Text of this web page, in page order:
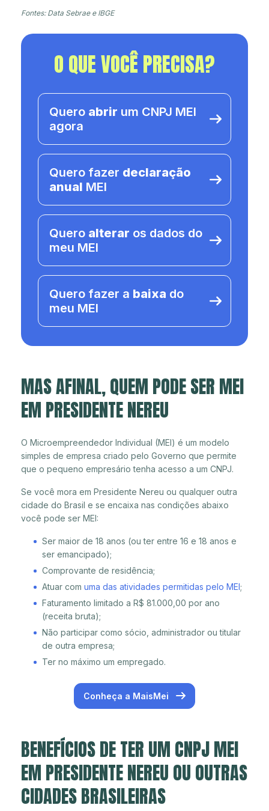
Fontes: Data Sebrae e IBGE
O QUE VOCÊ PRECISA?
Quero abrir um CNPJ MEI
agora
Quero fazer declaração
anual MEI
Quero alterar os dados do
meu MEI
Quero fazer a baixa do
meu MEI
MAS AFINAL, QUEM PODE SER MEI
EM PRESIDENTE NEREU
O Microempreendedor Individual (MEI) é um modelo
simples de empresa criado pelo Governo que permite
que o pequeno empresário tenha acesso a um CNPJ.
Se você mora em Presidente Nereu ou qualquer outra
cidade do Brasil e se encaixa nas condições abaixo
você pode ser MEI:
Ser maior de 18 anos (ou ter entre 16 e 18 anos e
ser emancipado);
Comprovante de residência;
Atuar com uma das atividades permitidas pelo MEI;
Faturamento limitado a R$ 81.000,00 por ano
(receita bruta);
Não participar como sócio, administrador ou titular
de outra empresa;
Ter no máximo um empregado.
Conheça a MaisMei
BENEFÍCIOS DE TER UM CNPJ MEI
EM PRESIDENTE NEREU OU OUTRAS
CIDADES BRASILEIRAS